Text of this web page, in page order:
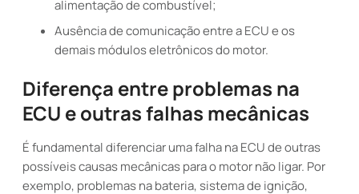
alimentação de combustível;
Ausência de comunicação entre a ECU e os
demais módulos eletrônicos do motor.
Diferença entre problemas na
ECU e outras falhas mecânicas
É fundamental diferenciar uma falha na ECU de outras
possíveis causas mecânicas para o motor não ligar. Por
exemplo, problemas na bateria, sistema de ignição,